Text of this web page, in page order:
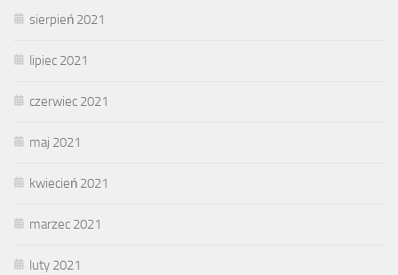
sierpień 2021
lipiec 2021
czerwiec 2021
maj 2021
kwiecień 2021
marzec 2021
luty 2021